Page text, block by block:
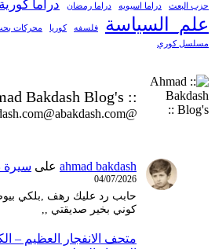
حزب البعث
دراما اسيويه دراما رمضان دراما كورية
علم_السياسة فلسفه كوريا محركات
مسلسل كوري
:: Ahmad Bakdash Blog's ::
@abakdash.com@abakdash.com
ahmad bakdash على سيرة
04/07/2026
حابب رد عليك رهف ,بلكي
كوني بخير صديقتي ,,